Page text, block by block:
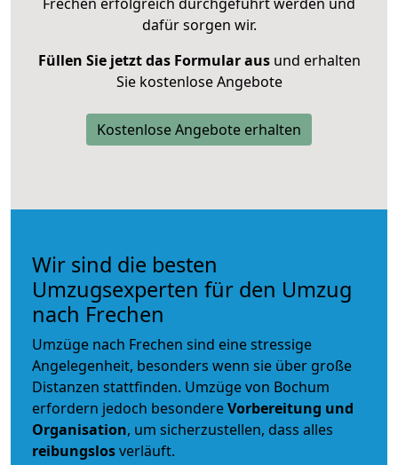
dafür sorgen wir.
Füllen Sie jetzt das Formular ausund erhalten
Sie kostenlose Angebote
Kostenlose Angebote erhalten
Wir sind die besten
Umzugsexperten für den Umzug
nach Frechen
Umzüge nach Frechen sind eine stressige
Angelegenheit, besonders wenn sie über große
Distanzen stattfinden. Umzüge von Bochum
erfordern jedoch besondereVorbereitung und
Organisation, um sicherzustellen, dass alles
reibungslosverläuft.